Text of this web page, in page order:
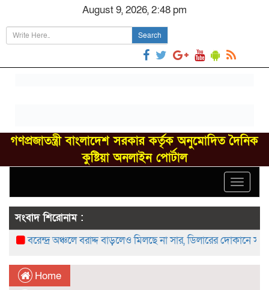
August 9, 2026, 2:48 pm
Search
গণপ্রজাতন্ত্রী বাংলাদেশ সরকার কর্তৃক অনুমোদিত দৈনিক
কুষ্টিয়া অনলাইন পোর্টাল
Toggle
সংবাদ শিরোনাম :
বরেন্দ্র অঞ্চলে বরাদ্দ বাড়লেও মিলছে না সার, ডিলারের দোকানে
Home